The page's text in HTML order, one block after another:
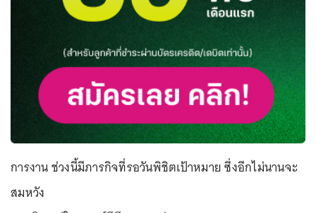
การงาน ช่วงนี้มีภารกิจที่รอวันพิชิตเป้าหมาย ซึ่งอีกไม่นานจะ
สมหวัง